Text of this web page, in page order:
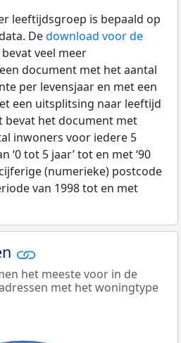
leeftijdsgroep is bepaald op
Dedownload voor de
bevat veel meer
document met het aantal
per levensjaar en met een
een uitsplitsing naar leeftijd
bevat het document met
inwoners voor iedere 5
‘0 tot 5 jaar’ tot en met ‘90
(numerieke) postcode
van 1998 tot en met
het meeste voor in de
met het woningtype